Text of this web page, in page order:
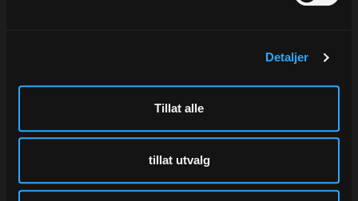
Detaljer
Tillat alle
tillat utvalg
Blue